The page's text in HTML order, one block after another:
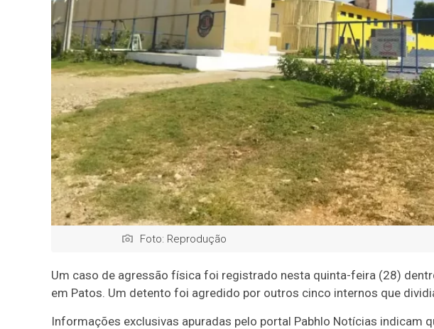
Foto: Reprodução
Um caso de agressão física foi registrado nesta quinta-feira (28)
em Patos. Um detento foi agredido por outros cinco internos que
Informações exclusivas apuradas pelo portal Pabhlo Notícias indicam